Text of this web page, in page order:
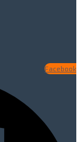
Facebook